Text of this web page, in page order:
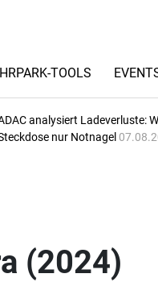
TOOLS
analysiert Ladeverluste:
nur Notnagel
(2024)